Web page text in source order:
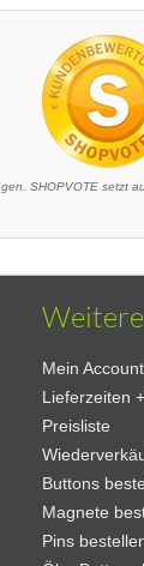
SHOPVOTE
Mein Account
Lieferzeiten
Preisliste
Buttons
Magnete
Pins